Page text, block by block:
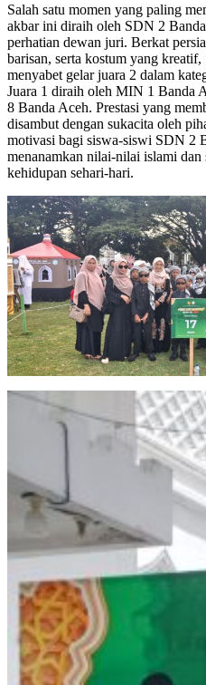
Salah satu momen yang paling
akbar ini diraih oleh SDN 2
perhatian dewan juri. Berkat
barisan, serta kostum yang
menyabet gelar juara 2 dalam
Juara 1 diraih oleh MIN 1 Banda
8 Banda Aceh. Prestasi yang
disambut dengan sukacita oleh
motivasi bagi siswa-siswi SDN 2
menanamkan nilai-nilai islami dan
kehidupan sehari-hari.